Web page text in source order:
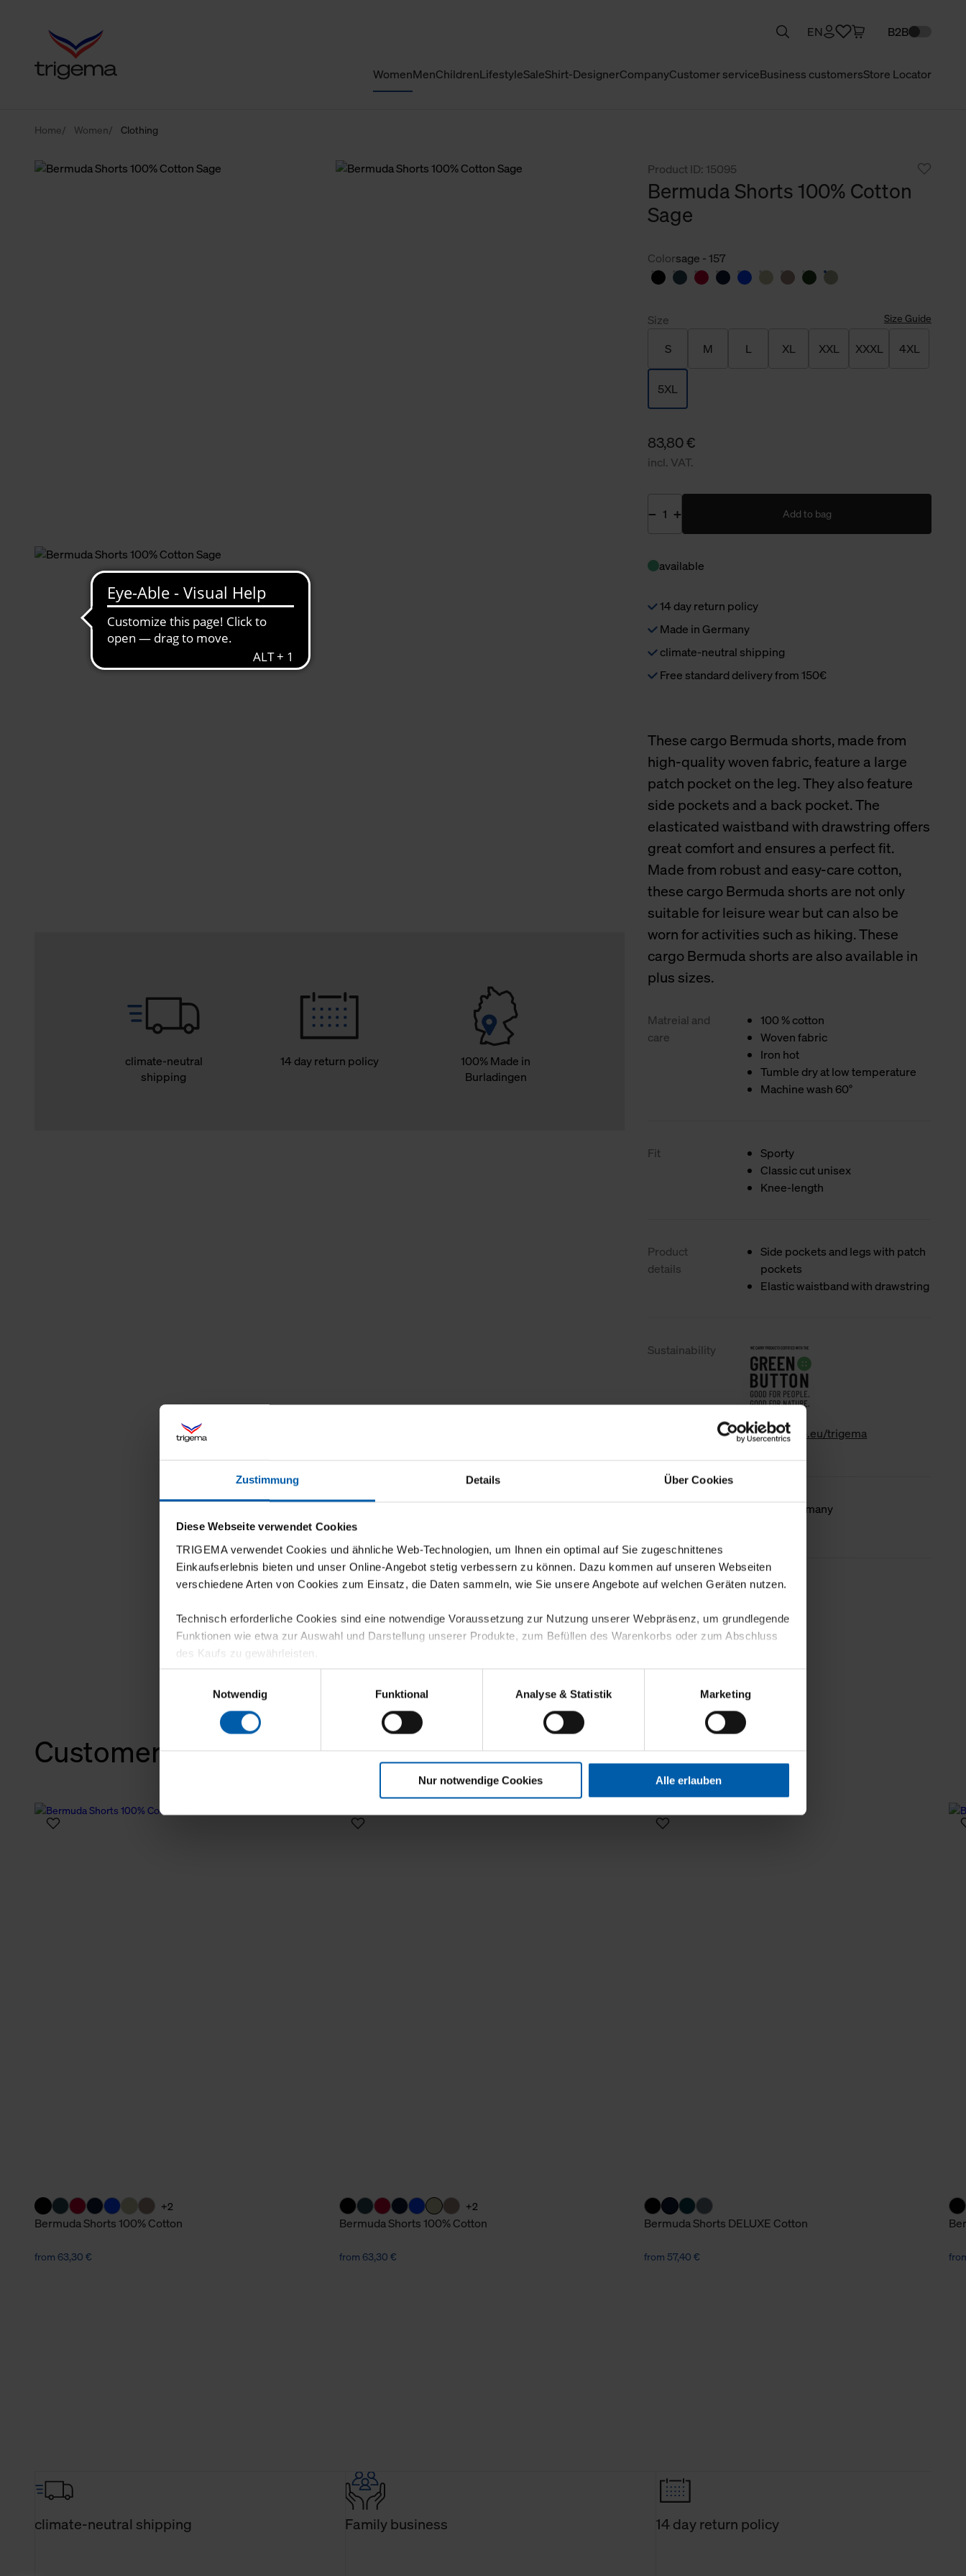
Zustimmung Details Über Cookies
Diese Webseite verwendet Cookies
TRIGEMA verwendet Cookies und ähnliche Web-Technologien, um Ihnen ein optimal auf Sie zugeschnittenes
Einkaufserlebnis bieten und unser Online-Angebot stetig verbessern zu können. Dazu kommen auf unseren Webseiten
verschiedene Arten von Cookies zum Einsatz, die Daten sammeln, wie Sie unsere Angebote auf welchen Geräten nutzen.
Technisch erforderliche Cookies sind eine notwendige Voraussetzung zur Nutzung unserer Webpräsenz, um grundlegende
Funktionen wie etwa zur Auswahl und Darstellung unserer Produkte, zum Befüllen des Warenkorbs oder zum Abschluss
des Kaufs zu gewährleisten.
Für die Darstellung personalisierter Angebote, Anzeigen und Inhalte aufgrund Ihres Nutzerverhaltens und Ihres Profils
sowie für Marketing-, Statistik- und Tracking-Zwecke zur Analyse und Optimierung unserer Webpräsenz speichern wir
personenbezogene Informationen. Diese übermitteln wir in anonymisierter Form an Dritte wie etwa unsere
Klicken Sie auf "Alle erlauben", damit wir alle Cookies und Web-Technologien für Ihr personalisiertes Einkaufserlebnis
verwenden dürfen. Über die jeweiligen Schaltflächen können Sie die Arten der Cookies selbst festlegen, die Sie erlauben
erlauben möchten, verwenden wir lediglich die erwähnten technisch erforderlichen Cookies.
Notwendig
Funktional Analyse & Statistik Marketing
Nur notwendige Cookies Alle erlauben
WomenMenChildrenLifestyleSaleShirt-DesignerCompanyCustomer serviceBusiness customersStore Locator
EN B2B
Home Women Clothing
climate-neutral
shipping
14 day return policy
100% Made in
Burladingen
Product ID: 15095
Bermuda Shorts 100% Cotton
Sage
Colorsage - 157
Size Size Guide
S M L XL XXL XXXL 4XL
5XL
83,80 €
incl. VAT.
Add to bag
available
14 day return policy
Made in Germany
climate-neutral shipping
Free standard delivery from 150€
These cargo Bermuda shorts, made from
high-quality woven fabric, feature a large
patch pocket on the leg. They also feature
side pockets and a back pocket. The
elasticated waistband with drawstring offers
great comfort and ensures a perfect fit.
Made from robust and easy-care cotton,
these cargo Bermuda shorts are not only
suitable for leisure wear but can also be
worn for activities such as hiking. These
cargo Bermuda shorts are also available in
plus sizes.
Matreial and
care
100 % cotton
Woven fabric
Iron hot
Tumble dry at low temperature
Machine wash 60°
Fit
Sporty
Classic cut unisex
Knee-length
Product
details
Side pockets and legs with patch
pockets
Elastic waistband with drawstring
Sustainability
www.gk-info.eu/trigema
Made in Germany
less information
Customers also bought
+2
Bermuda Shorts 100% Cotton
from 63,30 €
+2
Bermuda Shorts 100% Cotton
from 63,30 €
Bermuda Shorts DELUXE Cotton
from 57,40 €
climate-neutral shipping Family business 14 day return policy